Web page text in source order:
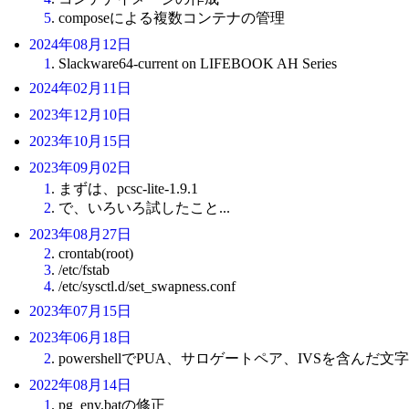
5. composeによる複数コンテナの管理
2024年08月12日
1 . Slackware64-current on LIFEBOOK AH Series
2024年02月11日
2023年12月10日
2023年10月15日
2023年09月02日
1 . まずは、pcsc-lite-1.9.1
2. で、いろいろ試したこと...
2023年08月27日
2. crontab(root)
3. /etc/fstab
4. /etc/sysctl.d/set_swapness.conf
2023年07月15日
2023年06月18日
2. powershellでPUA、サロゲートペア、IVSを含んだ文
2022年08月14日
1. pg_env.batの修正